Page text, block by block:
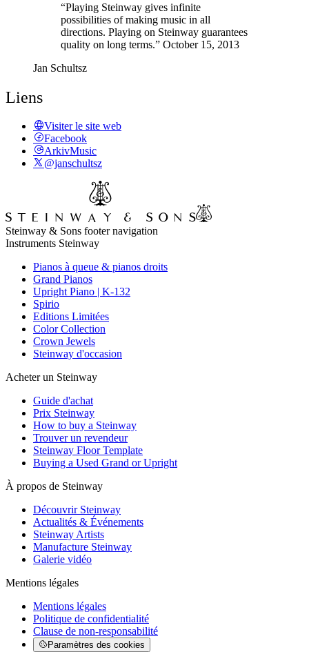
“Playing Steinway gives infinite
possibilities of making music in all
directions. Playing on Steinway guarantees
quality on long terms.” October 15, 2013
Jan Schultsz
Liens
Visiter le site web
Facebook
ArkivMusic
@janschultsz
Steinway & Sons footer navigation
Instruments Steinway
Pianos à queue & pianos droits
Grand Pianos
Upright Piano | K-132
Spirio
Editions Limitées
Color Collection
Crown Jewels
Steinway d'occasion
Acheter un Steinway
Guide d'achat
Prix Steinway
How to buy a Steinway
Trouver un revendeur
Steinway Floor Template
Buying a Used Grand or Upright
À propos de Steinway
Découvrir Steinway
Actualités & Événements
Steinway Artists
Manufacture Steinway
Galerie vidéo
Mentions légales
Mentions légales
Politique de confidentialité
Clause de non-responsabilité
Paramètres des cookies